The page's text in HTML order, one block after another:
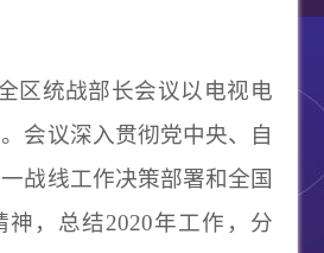
统战部长会议以电视电
会议深入贯彻党中央、自
战线工作决策部署和全国
神，总结2020年工作，分